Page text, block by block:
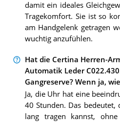
damit ein ideales
Tragekomfort. Sie ist so
am Handgelenk getragen
wuchtig anzufühlen.
Hat die Certina Herren-
Automatik Leder
Gangreserve? Wenn ja,
Ja, die Uhr hat eine
40 Stunden. Das bedeutet,
lang tragen kannst,